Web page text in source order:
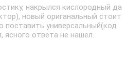
накрылся кислородный да
новый ориганальный стоит
поставить универсальный(код
ясного ответа не нашел.